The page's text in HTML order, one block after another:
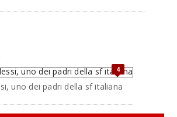
4
uno dei padri della sf italiana